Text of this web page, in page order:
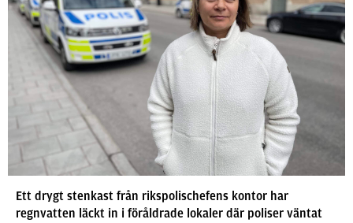
Ett drygt stenkast från rikspolischefens kontor har
regnvatten läckt in i föråldrade lokaler där poliser väntat